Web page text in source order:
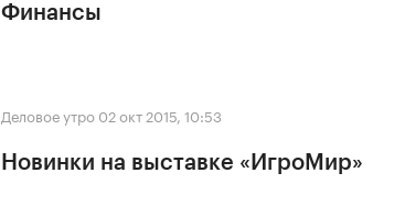
Финансы
Деловое утро 02 окт 2015, 10:53
Новинки на выставке «ИгроМир»